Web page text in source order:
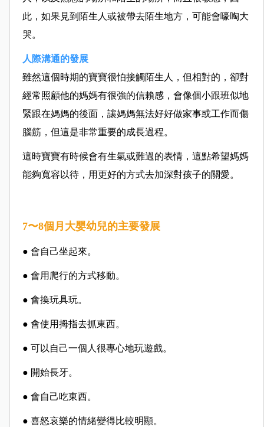
此，如果見到陌生人或被帶去陌生地方，可能會嚎啕大
哭。
人際溝通的發展
雖然這個時期的寶寶很怕接觸陌生人，但相對的，卻對
經常照顧他的媽媽有很強的信賴感，會像個小跟班似地
緊跟在媽媽的後面，讓媽媽無法好好做家事或工作而傷
腦筋，但這是非常重要的成長過程。
這時寶寶有時候會有生氣或難過的表情，這點希望媽媽
能夠寬容以待，用更好的方式去加深對孩子的關愛。
7〜8個月大嬰幼兒的主要發展
● 會自己坐起來。
● 會用爬行的方式移動。
● 會換玩具玩。
● 會使用拇指去抓東西。
● 可以自己一個人很專心地玩遊戲。
● 開始長牙。
● 會自己吃東西。
● 喜怒哀樂的情緒變得比較明顯。